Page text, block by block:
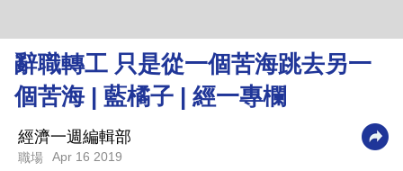
理
財
商
業
科
辭職轉工 只是從一個苦海跳去另一
個苦海 | 藍橘子 | 經一專欄
經濟一週編輯部
職場 Apr 16 2019